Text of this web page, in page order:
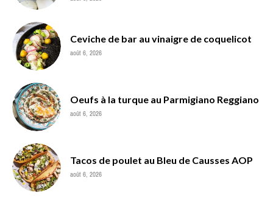
Ceviche de bar au vinaigre de coquelicot
août 6, 2026
Oeufs à la turque au Parmigiano Reggiano
août 6, 2026
Tacos de poulet au Bleu de Causses AOP
août 6, 2026